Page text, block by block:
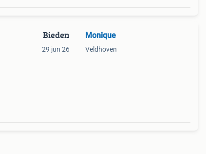
Bieden
29 jun 26
Monique
Veldhoven